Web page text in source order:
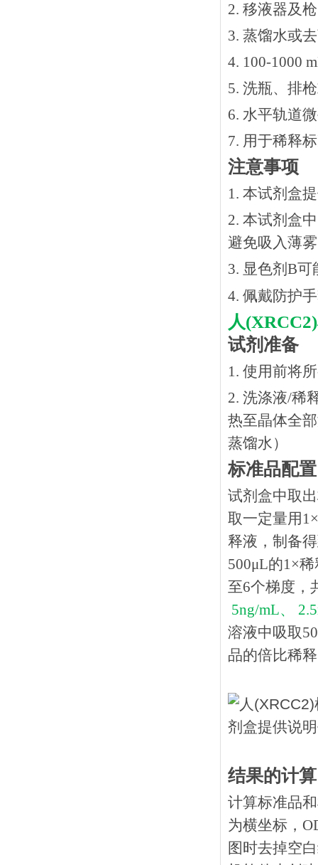
2. 移液器及
3. 蒸馏水或
4. 100-1000
5. 洗瓶、排
6. 水平轨道
7. 用于稀释
注意事项
1. 本试剂盒
2. 本试剂盒
避免吸入薄
3. 显色剂B
4. 佩戴防护
人
试剂准备
1. 使用前将
2. 洗涤液/稀
热⾄晶体全
蒸馏水）
标准品配置
试剂盒中取
取一定量用
释液，制备
500μL的1×
至6个梯度，
5ng/mL、
溶液中吸取
品的倍比稀
结果的计算
计算标准品
为横坐标，
图时去掉空